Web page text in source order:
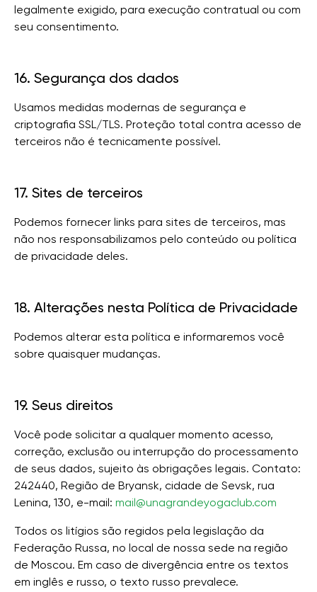
legalmente exigido, para execução contratual ou com
seu consentimento.
16. Segurança dos dados
Usamos medidas modernas de segurança e
criptografia SSL/TLS. Proteção total contra acesso de
terceiros não é tecnicamente possível.
17. Sites de terceiros
Podemos fornecer links para sites de terceiros, mas
não nos responsabilizamos pelo conteúdo ou política
de privacidade deles.
18. Alterações nesta Política de Privacidade
Podemos alterar esta política e informaremos você
sobre quaisquer mudanças.
19. Seus direitos
Você pode solicitar a qualquer momento acesso,
correção, exclusão ou interrupção do processamento
de seus dados, sujeito às obrigações legais. Contato:
242440, Região de Bryansk, cidade de Sevsk, rua
Lenina, 130, e-mail: mail@unagrandeyogaclub.com
Todos os litígios são regidos pela legislação da
Federação Russa, no local de nossa sede na região
de Moscou. Em caso de divergência entre os textos
em inglês e russo, o texto russo prevalece.